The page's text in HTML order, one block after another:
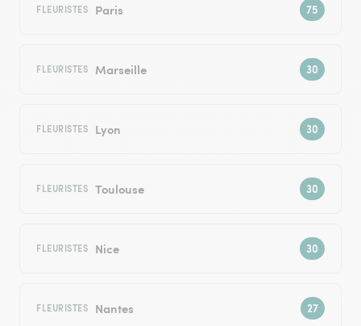
FLEURISTES Paris
FLEURISTES Marseille
FLEURISTES Lyon
FLEURISTES Toulouse
FLEURISTES Nice
FLEURISTES Nantes